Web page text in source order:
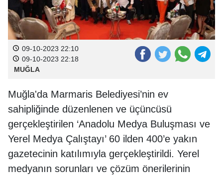
09-10-2023 22:10
09-10-2023 22:18
MUĞLA
Muğla'da Marmaris Belediyesi’nin ev
sahipliğinde düzenlenen ve üçüncüsü
gerçekleştirilen ‘Anadolu Medya Buluşması ve
Yerel Medya Çalıştayı’ 60 ilden 400’e yakın
gazetecinin katılımıyla gerçekleştirildi. Yerel
medyanın sorunları ve çözüm önerilerinin